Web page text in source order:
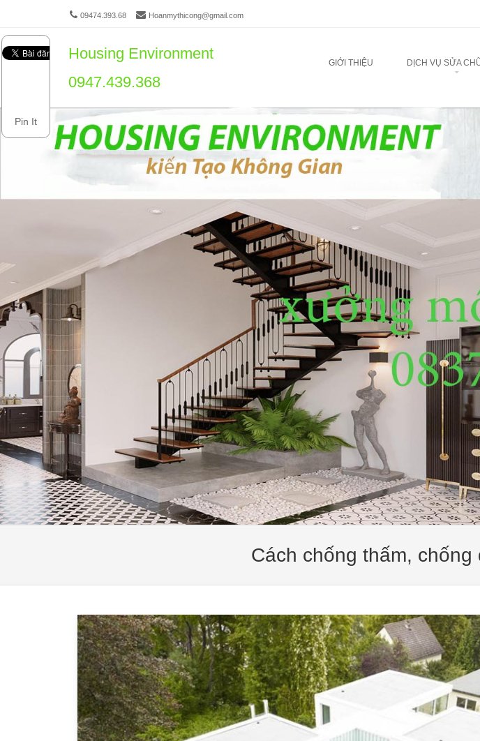
Pin It
09474.393.68 Hoanmythicong@gmail.com
Housing Environment
0947.439.368
SKIP TO CONTENT
GIỚI THIỆU DỊCH VỤ SỬA
Cách chống thấm,